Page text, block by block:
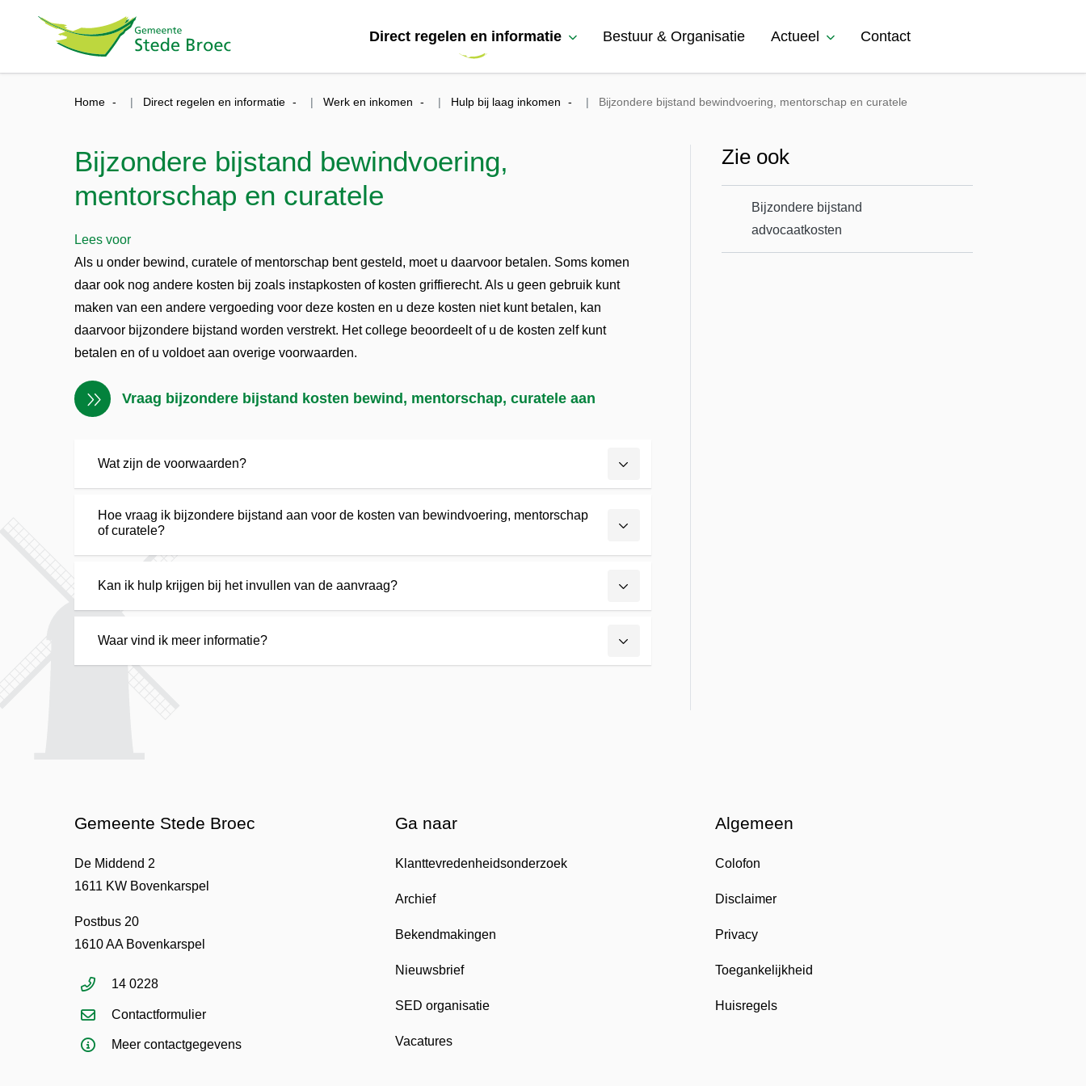
Direct regelen en informatie Bestuur & Organisatie Actueel Contact
Home Direct regelen en informatie Werk en inkomen Hulp bij laag inkomen Bijzondere bijstand bewindvoering, mentorschap en curatele
Bijzondere bijstand bewindvoering,
mentorschap en curatele
Lees voor
Als u onder bewind, curatele of mentorschap bent gesteld, moet u daarvoor betalen. Soms komen
daar ook nog andere kosten bij zoals instapkosten of kosten griffierecht. Als u geen gebruik kunt
maken van een andere vergoeding voor deze kosten en u deze kosten niet kunt betalen, kan
daarvoor bijzondere bijstand worden verstrekt. Het college beoordeelt of u de kosten zelf kunt
betalen en of u voldoet aan overige voorwaarden.
Vraag bijzondere bijstand kosten bewind, mentorschap, curatele aan
Wat zijn de voorwaarden?
Hoe vraag ik bijzondere bijstand aan voor de kosten van bewindvoering, mentorschap
of curatele?
Kan ik hulp krijgen bij het invullen van de aanvraag?
Waar vind ik meer informatie?
Zie ook
Bijzondere bijstand
advocaatkosten
Gemeente Stede Broec
De Middend 2
1611 KW Bovenkarspel
Postbus 20
1610 AA Bovenkarspel
14 0228
Contactformulier
Meer contactgegevens
Ga naar
Klanttevredenheidsonderzoek
Archief
Bekendmakingen
Nieuwsbrief
SED organisatie
Vacatures
Algemeen
Colofon
Disclaimer
Privacy
Toegankelijkheid
Huisregels